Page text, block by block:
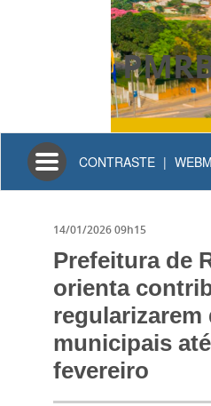
Toggle
navigation
CONTRASTE |
14/01/2026 09h15
Prefeitura de
orienta
regularizarem
municipais
fevereiro